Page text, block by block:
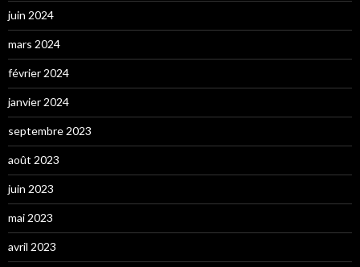
juin 2024
mars 2024
février 2024
janvier 2024
septembre 2023
août 2023
juin 2023
mai 2023
avril 2023